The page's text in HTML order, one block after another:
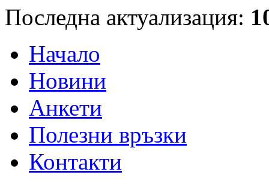
Последна актуализация:
Начало
Новини
Анкети
Полезни връзки
Контакти